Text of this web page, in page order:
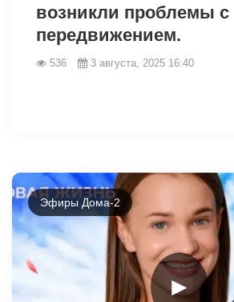
возникли проблемы с
передвижением.
536 3 августа, 2025 16:40
►
Эфиры Дома-2